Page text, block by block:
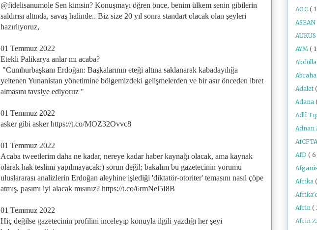
@fidelisanumole Sen kimsin? Konuşmayı öğren önce, benim ülkem senin gibilerin
saldırısı altında, savaş halinde.. Biz size 20 yıl sonra standart olacak olan şeyleri
hazırlıyoruz,
01 Temmuz 2022
Etekli Palikarya anlar mı acaba?
"Cumhurbaşkanı Erdoğan: Başkalarının eteği altına saklanarak kabadayılığa
yeltenen Yunanistan yönetimine bölgemizdeki gelişmelerden ve bir asır önceden ibret
almasını tavsiye ediyoruz "
01 Temmuz 2022
asker gibi asker https://t.co/MOZ32Ovvc8
01 Temmuz 2022
Acaba tweetlerim daha ne kadar, nereye kadar haber kaynağı olacak, ama kaynak
olarak hak teslimi yapılmayacak:) sorun değil; bakalım bu gazetecinin yorumu
uluslararası analizlerin Erdoğan aleyhine işlediği 'diktatör-otoriter' temasını nasıl çöpe
atmış, pasımı iyi alacak mısınız? https://t.co/6rmNel5I8B
01 Temmuz 2022
Hiç değilse gazetecinin profilini inceleyip konuyla ilgili yazdığı her şeyi
AOC (
ASEAN
AUKUS
AYM (
Adalet
Adana
Adlî Tıp
Adnan
AfCFTA
AfD ( 6
Afrika
Afrin (
Afrin